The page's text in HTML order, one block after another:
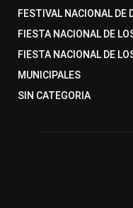
FESTIVAL NACIONAL DE
FIESTA NACIONAL DE
FIESTA NACIONAL DE
MUNICIPALES
SIN CATEGORIA